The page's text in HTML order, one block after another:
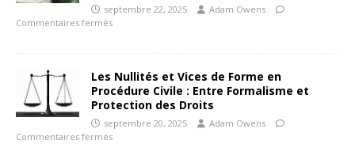
septembre 22, 2025
Adam Owens
Commentaires fermés
Les Nullités et Vices de Forme en
Procédure Civile : Entre Formalisme et
Protection des Droits
septembre 20, 2025
Adam Owens
Commentaires fermés